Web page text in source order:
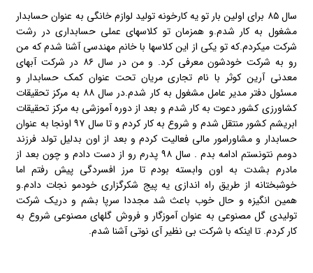
سال ۸۵ برای اولین بار تو یه کارخونه تولید لوازم خانگی به عنوان حسابدار
مشغول به کار شدم.و همزمان تو کلاسهای عملی حسابداری در رشت
شرکت میکردم.که تو یکی از این کلاسها با خانم مهندسی آشنا شدم که من
رو به شرکت خودشون معرفی کرد. و من در سال ۸۶ در شرکت آبهای
معدنی آرین کوثر با نام تجاری مریان تحت عنوان کمک حسابدار و
مسئول دفتر مدیر عامل مشغول به کار شدم.در سال ۸۸ به مرکز تحقیقات
کشاورزی کشور دعوت به کار شدم و بعد از دوره آموزشی به مرکز تحقیقات
ابریشم کشور منتقل شدم و شروع به کار کردم و تا سال ۹۷ اونجا به عنوان
حسابدار و مشاورامور مالی فعالیت کردم و بعد از اون بدلیل تولد فرزند
دومم نتونستم ادامه بدم . سال ۹۸ پدرم رو از دست دادم و چون بعد از
مادرم بشدت به اون وابسته بودم تا مرز افسردگی پیش رفتم اما
خوشبختانه از طریق راه اندازی یه پیج شکرگزاری خودمو نجات دادم.و
همین انگیزه و حال خوب باعث شد مجددا سرپا بشم و دریک شرکت
تولیدی گل مصنوعی به عنوان آموزگار و فروش گلهای مصنوعی شروع به
کار کردم. تا اینکه با شرکت بی نظیر آی نوتی آشنا شدم.